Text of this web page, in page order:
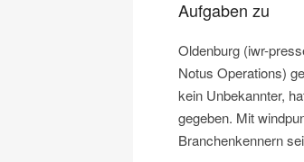
Aufgaben zu
Oldenburg (iwr-
Notus Operations)
kein Unbekannter,
gegeben. Mit
Branchenkennern